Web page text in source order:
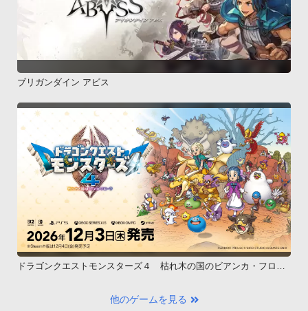
ブリガンダイン アビス
ドラゴンクエストモンスターズ４ 枯れ木の国のビアンカ・フロー
他のゲームを見る